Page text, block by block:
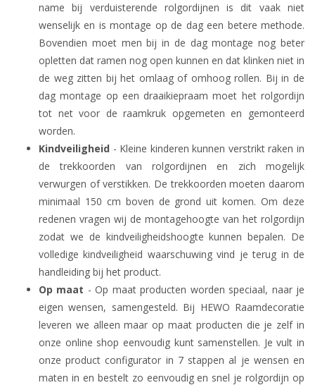
name bij verduisterende rolgordijnen is dit vaak niet
wenselijk en is montage op de dag een betere methode.
Bovendien moet men bij in de dag montage nog beter
opletten dat ramen nog open kunnen en dat klinken niet in
de weg zitten bij het omlaag of omhoog rollen. Bij in de
dag montage op een draaikiepraam moet het rolgordijn
tot net voor de raamkruk opgemeten en gemonteerd
worden.
Kindveiligheid - Kleine kinderen kunnen verstrikt raken in
de trekkoorden van rolgordijnen en zich mogelijk
verwurgen of verstikken. De trekkoorden moeten daarom
minimaal 150 cm boven de grond uit komen. Om deze
redenen vragen wij de montagehoogte van het rolgordijn
zodat we de kindveiligheidshoogte kunnen bepalen. De
volledige kindveiligheid waarschuwing vind je terug in de
handleiding bij het product.
Op maat - Op maat producten worden speciaal, naar je
eigen wensen, samengesteld. Bij HEWO Raamdecoratie
leveren we alleen maar op maat producten die je zelf in
onze online shop eenvoudig kunt samenstellen. Je vult in
onze product configurator in 7 stappen al je wensen en
maten in en bestelt zo eenvoudig en snel je rolgordijn op